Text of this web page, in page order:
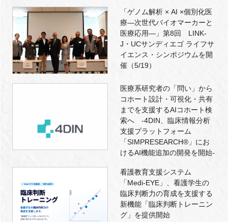
「ゲノム解析 × AI ×個別化医
療―次世代バイオマーカーと
医療応用―」第8回 LINK-
J・UCサンディエゴ ライフサ
イエンス・シンポジウムを開
催（5/19）
医療系研究者の「問い」から
コホート設計・可視化・共有
までを支援するAIコホート検
索へ -4DIN、臨床情報分析
支援プラットフォーム
「SIMPRESEARCH®」にお
けるAI機能追加の開発を開始-
看護教育支援システム
「Medi-EYE」、看護学生の
臨床判断力の育成を支援する
新機能「臨床判断トレーニン
グ」を提供開始